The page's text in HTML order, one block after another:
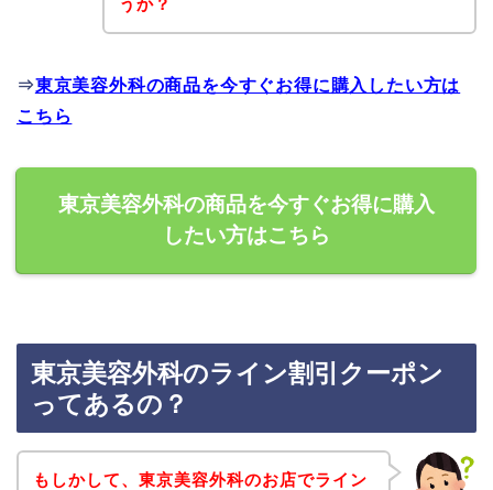
うか？
⇒東京美容外科の商品を今すぐお得に購入したい方は
こちら
東京美容外科の商品を今すぐお得に購入
したい方はこちら
東京美容外科のライン割引クーポン
ってあるの？
もしかして、東京美容外科のお店でライン